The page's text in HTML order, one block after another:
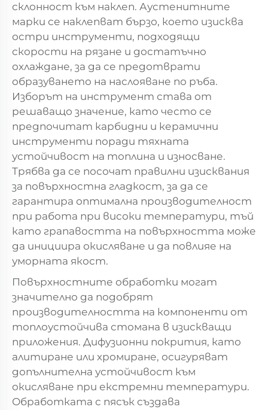
склонност към наклеп. Аустенитните
марки се наклепват бързо, което изисква
остри инструменти, подходящи
скорости на рязане и достатъчно
охлаждане, за да се предотврати
образуването на наслояване по ръба.
Изборът на инструмент става от
решаващо значение, като често се
предпочитат карбидни и керамични
инструменти поради тяхната
устойчивост на топлина и износване.
Трябва да се посочат правилни изисквания
за повърхностна гладкост, за да се
гарантира оптимална производителност
при работа при високи температури, тъй
като грапавостта на повърхността може
да инициира окисляване и да повлияе на
уморната якост.
Повърхностните обработки могат
значително да подобрят
производителността на компоненти от
топлоустойчива стомана в изискващи
приложения. Дифузионни покрития, като
алитиране или хромиране, осигуряват
допълнителна устойчивост към
окисляване при екстремни температури.
Обработката с пясък създава